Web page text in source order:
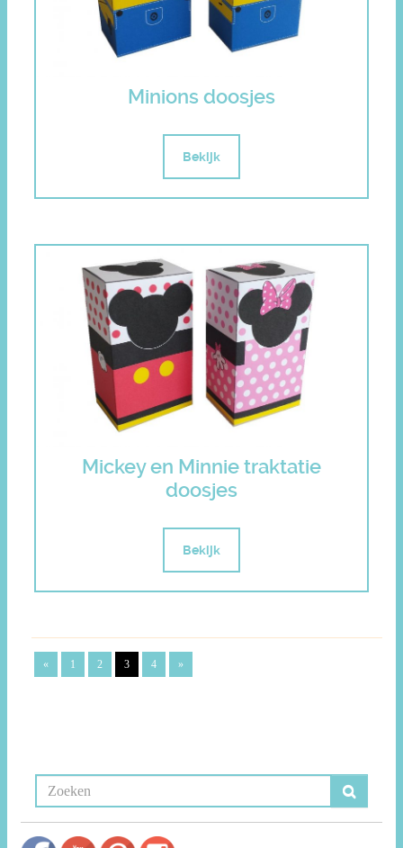
Minions doosjes
Bekijk
Mickey en Minnie traktatie
doosjes
Bekijk
« 1 2 3 4 »